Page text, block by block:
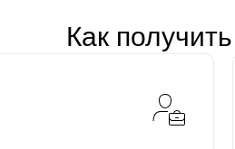
Как